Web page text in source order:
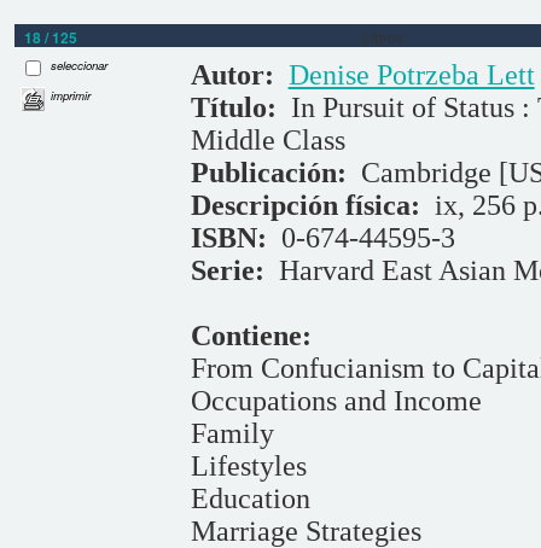
18 / 125 Libros
seleccionar
imprimir
Autor: Denise Potrzeba Lett
Título: In Pursuit of Status
Middle Class
Publicación: Cambridge
Descripción física: ix, 256
ISBN: 0-674-44595-3
Serie: Harvard East Asian
Contiene:
From Confucianism to
Occupations and Income
Family
Lifestyles
Education
Marriage Strategies